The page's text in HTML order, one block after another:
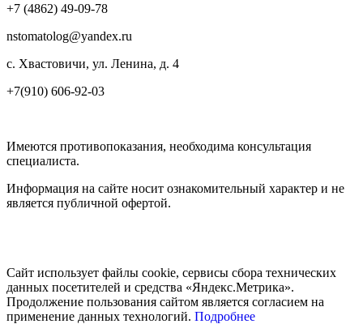
+7 (4862) 49-09-78
nstomatolog@yandex.ru
с. Хвастовичи, ул. Ленина, д. 4
+7(910) 606-92-03
Имеются противопоказания, необходима консультация
специалиста.
Информация на сайте носит ознакомительный характер и не
является публичной офертой.
Сайт использует файлы cookie, сервисы сбора технических
данных посетителей и средства «Яндекс.Метрика».
Продолжение пользования сайтом является согласием на
применение данных технологий. Подробнее